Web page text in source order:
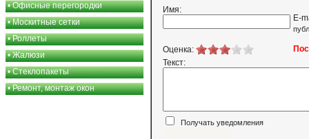
•Офисные перегородки
•Москитные сетки
•Роллеты
•Жалюзи
•Стеклопакеты
•Ремонт, монтаж окон
Имя:
E-
Оценка:
Текст:
Получать уведомления